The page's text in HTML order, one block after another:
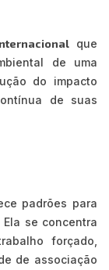
que
de uma
do impacto
de suas
padrões para
Ela se concentra
forçado,
de associação